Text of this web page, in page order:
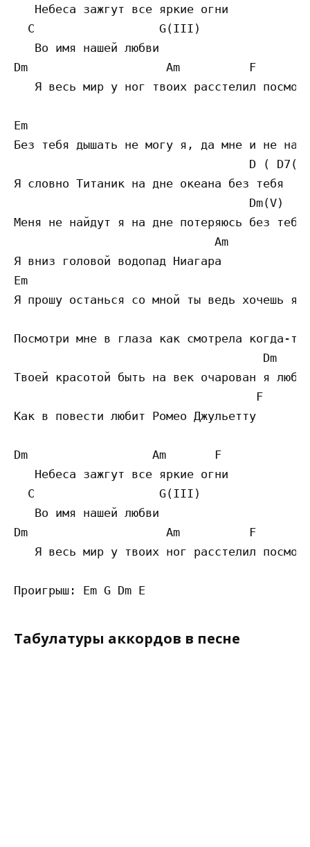
   Небеса зажгут все яркие огни
  C                  G(III)
   Во имя нашей любви
Dm                    Am          F
Я весь мир у ног твоих расстелил
Em
Без тебя дышать не могу я, да мне и не
D (
Я словно Титаник на дне океана без тебя
                                  Dm(V)
Меня не найдут я на дне потеряюсь без
                             Am
Я вниз головой водопад Ниагара
Em
Я прошу останься со мной ты ведь хочешь я
Посмотри мне в глаза как смотрела когда-
                                    Dm
Твоей красотой быть на век очарован я
                                   F
Как в повести любит Ромео Джульетту
Dm                  Am       F
   Небеса зажгут все яркие огни
  C                  G(III)
   Во имя нашей любви
Dm                    Am          F
Я весь мир у твоих ног расстелил
Табулатуры аккордов в песне